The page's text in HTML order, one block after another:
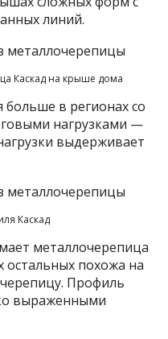
линий.
Каскад на крыше дома
больше в регионах со
нагрузками —
выдерживает
Каскад
металлочерепица
остальных похожа на
Профиль
выраженными